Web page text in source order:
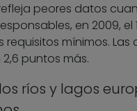
refleja peores datos
en 2009,
mínimos.
puntos más.
los ríos y lagos